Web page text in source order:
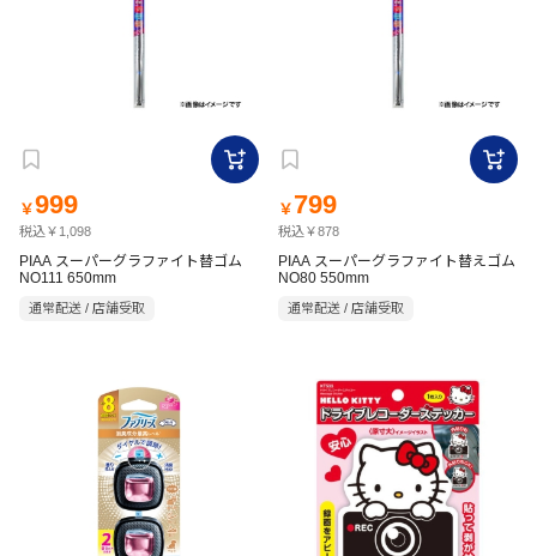
￥999
税込￥1,098
PIAA スーパーグラファイト替ゴム
NO111 650mm
通常配送 / 店舗受取
￥ 799
税込￥878
PIAA スーパーグラファイト替えゴム
NO80 550mm
通常配送 / 店舗受取